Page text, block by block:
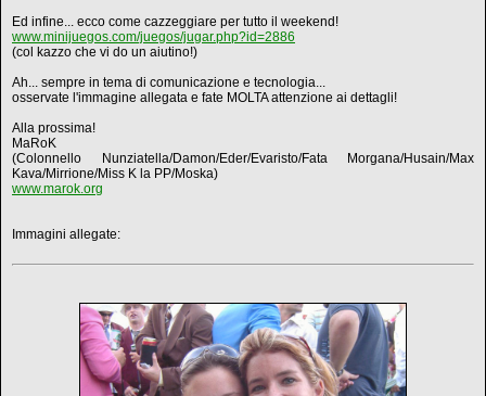
Ed infine... ecco come cazzeggiare per tutto il weekend!
www.minijuegos.com/juegos/jugar.php?id=2886
(col kazzo che vi do un aiutino!)
Ah... sempre in tema di comunicazione e tecnologia...
osservate l'immagine allegata e fate MOLTA attenzione ai dettagli!
Alla prossima!
MaRoK
(Colonnello Nunziatella/Damon/Eder/Evaristo/Fata Morgana/Husain/Max
Kava/Mirrione/Miss K la PP/Moska)
www.marok.org
Immagini allegate: